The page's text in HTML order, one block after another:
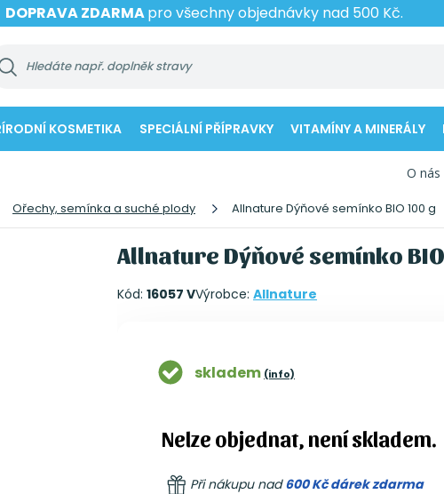
DOPRAVA ZDARMApro všechny objednávky nad 500 Kč.
KOSMETIKA SPECIÁLNÍ PŘÍPRAVKY VITAMÍNY A MINERÁLY
O nás
Ořechy, semínka a suché plody Allnature Dýňové semínko BIO 100 g
Allnature Dýňové semínko
Kód: 16057 VVýrobce: Allnature
skladem (info)
Nelze objednat, není skladem.
Při nákupu nad600 Kč dárek zdarma